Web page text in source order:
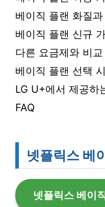
베이직 플랜 화질과
베이직 플랜 신규
다른 요금제와 비교
베이직 플랜 선택
LG U+에서 제공하
FAQ
넷플릭스 베
넷플릭스 베이